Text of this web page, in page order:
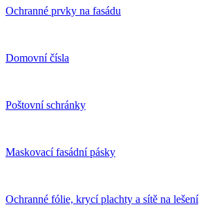
Ochranné prvky na fasádu
Domovní čísla
Poštovní schránky
Maskovací fasádní pásky
Ochranné fólie, krycí plachty a sítě na lešení